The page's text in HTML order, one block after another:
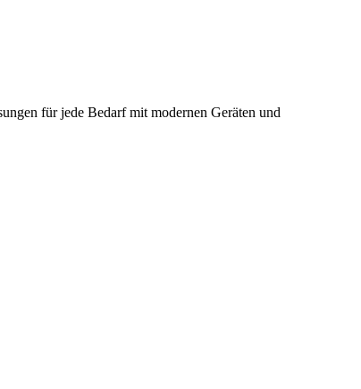
für jede Bedarf mit modernen Geräten und